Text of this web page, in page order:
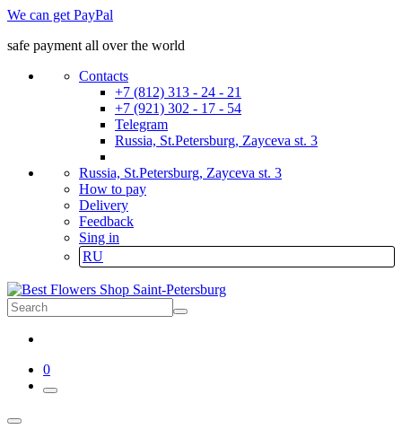
We can get PayPal
safe payment all over the world
Contacts
+7 (812) 313 - 24 - 21
+7 (921) 302 - 17 - 54
Telegram
Russia, St.Petersburg, Zayceva st. 3
Russia, St.Petersburg, Zayceva st. 3
How to pay
Delivery
Feedback
Sing in
RU
0